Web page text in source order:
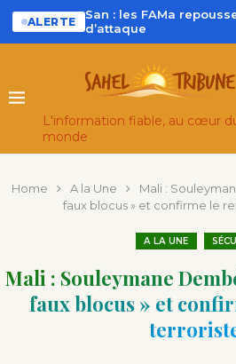
ALERTE
San : les FAMa
d’attaque
L'information fiable, au cœur
monde
Home A la Une
Mali :
faux blocus » et confirme le
A LA UNE
Mali : Souleymane
faux blocus » et